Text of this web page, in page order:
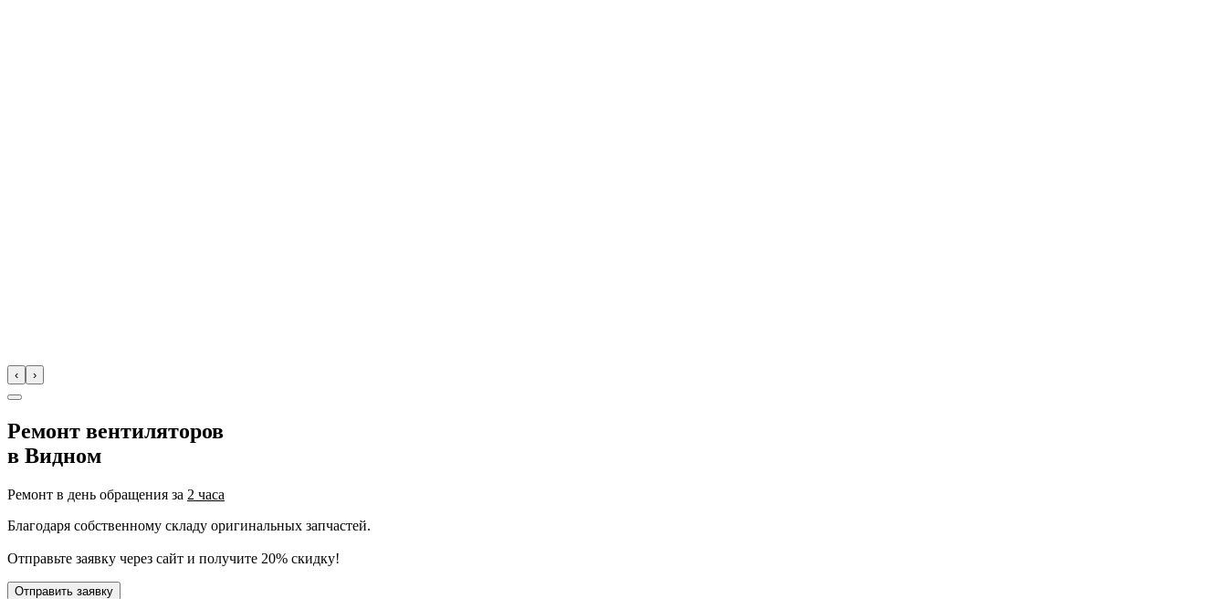
‹ ›
Ремонт вентиляторов
в Видном
Ремонт в день обращения за 2 часа
Благодаря собственному складу оригинальных запчастей.
Отправьте заявку через сайт и получите 20% скидку!
Отправить заявку